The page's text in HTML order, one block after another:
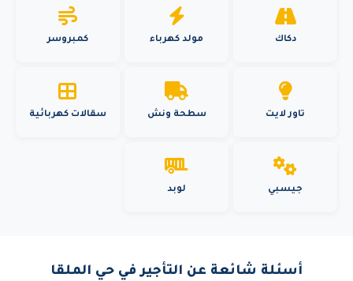
دكاك مولد كهرباء كمبروسر
تاور لايت سطحة ونش سقالات كهربائية
جيسبي لوبد
أسئلة شائعة عن التأجير في حي الملقا